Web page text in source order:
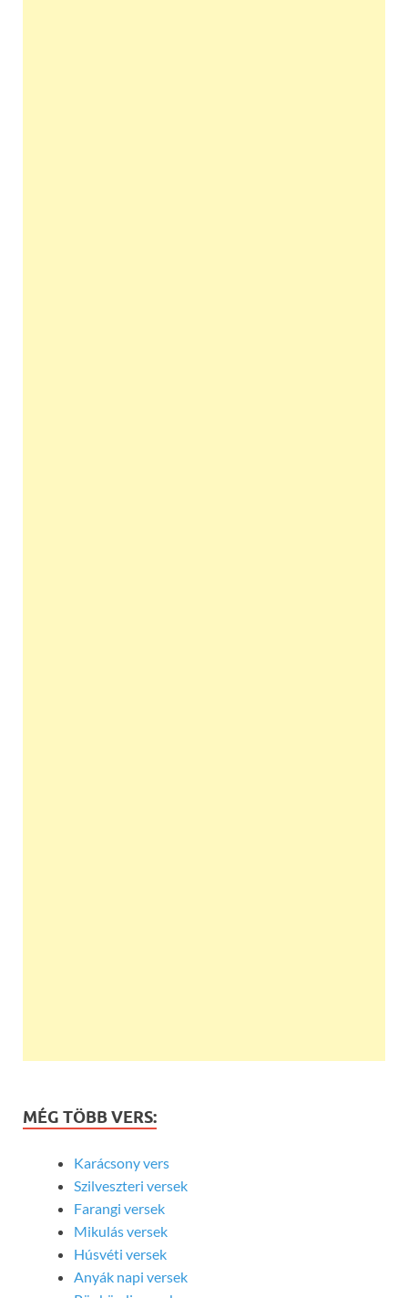
MÉG TÖBB VERS:
Karácsony vers
Szilveszteri versek
Farangi versek
Mikulás versek
Húsvéti versek
Anyák napi versek